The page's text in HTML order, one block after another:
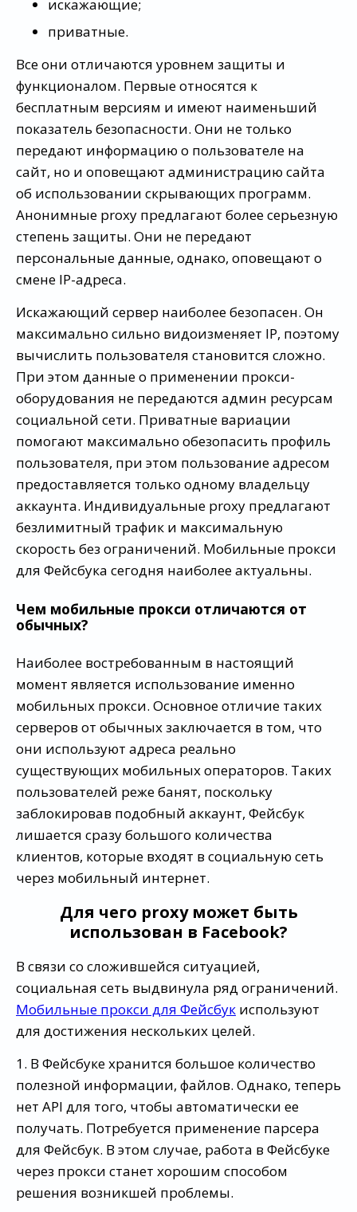
искажающие;
приватные.
Все они отличаются уровнем защиты и
функционалом. Первые относятся к
бесплатным версиям и имеют наименьший
показатель безопасности. Они не только
передают информацию о пользователе на
сайт, но и оповещают администрацию сайта
об использовании скрывающих программ.
Анонимные proxy предлагают более серьезную
степень защиты. Они не передают
персональные данные, однако, оповещают о
смене IP-адреса.
Искажающий сервер наиболее безопасен. Он
максимально сильно видоизменяет IP, поэтому
вычислить пользователя становится сложно.
При этом данные о применении прокси-
оборудования не передаются админ ресурсам
социальной сети. Приватные вариации
помогают максимально обезопасить профиль
пользователя, при этом пользование адресом
предоставляется только одному владельцу
аккаунта. Индивидуальные proxy предлагают
безлимитный трафик и максимальную
скорость без ограничений. Мобильные прокси
для Фейсбука сегодня наиболее актуальны.
Чем мобильные прокси отличаются от
обычных?
Наиболее востребованным в настоящий
момент является использование именно
мобильных прокси. Основное отличие таких
серверов от обычных заключается в том, что
они используют адреса реально
существующих мобильных операторов. Таких
пользователей реже банят, поскольку
заблокировав подобный аккаунт, Фейсбук
лишается сразу большого количества
клиентов, которые входят в социальную сеть
через мобильный интернет.
Для чего proxy может быть
использован в Facebook?
В связи со сложившейся ситуацией,
социальная сеть выдвинула ряд ограничений.
Мобильные прокси для Фейсбук используют
для достижения нескольких целей.
1. В Фейсбуке хранится большое количество
полезной информации, файлов. Однако, теперь
нет API для того, чтобы автоматически ее
получать. Потребуется применение парсера
для Фейсбук. В этом случае, работа в Фейсбуке
через прокси станет хорошим способом
решения возникшей проблемы.